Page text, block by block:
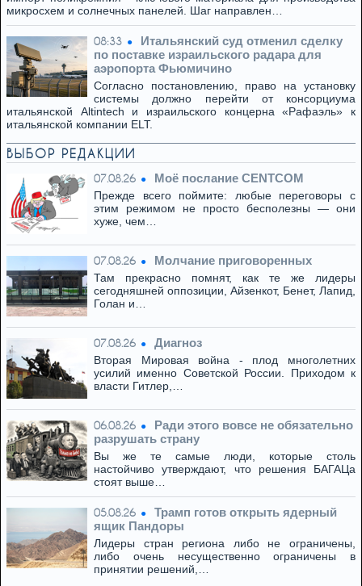
микросхем и солнечных панелей. Шаг направлен…
08:33
Итальянский суд отменил сделку
по поставке израильского радара для
аэропорта Фьюмичино
Согласно постановлению, право на установку
системы должно перейти от консорциума
итальянской Altintech и израильского концерна «Рафаэль» к
итальянской компании ELT.
ВЫБОР РЕДАКЦИИ
07.08.26 Моё послание CENTCOM
Прежде всего поймите: любые переговоры с
этим режимом не просто бесполезны — они
хуже, чем…
07.08.26 Молчание приговоренных
Там прекрасно помнят, как те же лидеры
сегодняшней оппозиции, Айзенкот, Бенет, Лапид,
Голан и…
07.08.26 Диагноз
Вторая Мировая война - плод многолетних
усилий именно Советской России. Приходом к
власти Гитлер,…
06.08.26
Ради этого вовсе не обязательно
разрушать страну
Вы же те самые люди, которые столь
настойчиво утверждают, что решения БАГАЦа
стоят выше…
05.08.26
Трамп готов открыть ядерный
ящик Пандоры
Лидеры стран региона либо не ограничены,
либо очень несущественно ограничены в
принятии решений,…